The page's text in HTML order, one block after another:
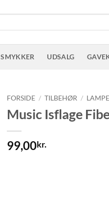
SMYKKER UDSALG
FORSIDE / TILBEHØR /
Music Isflage
99,00kr.